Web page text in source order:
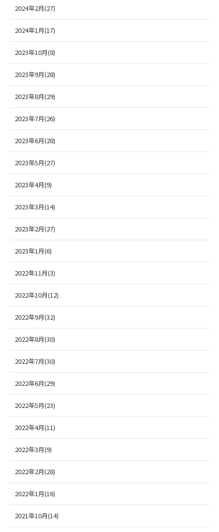
2024年2月(27)
2024年1月(17)
2023年10月(8)
2023年9月(28)
2023年8月(29)
2023年7月(26)
2023年6月(28)
2023年5月(27)
2023年4月(9)
2023年3月(14)
2023年2月(27)
2023年1月(6)
2022年11月(3)
2022年10月(12)
2022年9月(32)
2022年8月(30)
2022年7月(30)
2022年6月(29)
2022年5月(23)
2022年4月(11)
2022年3月(9)
2022年2月(28)
2022年1月(16)
2021年10月(14)